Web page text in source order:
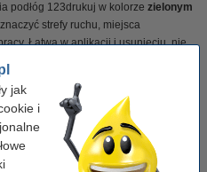
jak
i
podłóg 123drukuj w kolorze zielonym
strefy ruchu, miejsca
Łatwa w aplikacji i usunięciu, nie
wysoką jakość w niższej